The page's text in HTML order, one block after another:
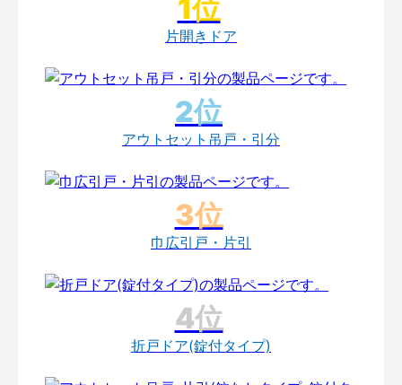
片開きドア
アウトセット吊戸・引分
巾広引戸・片引
折戸ドア(錠付タイプ)